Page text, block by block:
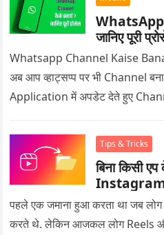
जानिए पूरी
Whatsapp Channel Kaise
अब आप व्हाट्सप्प पर भी Channel
Application में अपडेट देते हुए
Tips & Tricks
बिना किसी
पहले एक जमाना हुआ करता था जब
करते थे. लेकिन आजकल लोग Reels